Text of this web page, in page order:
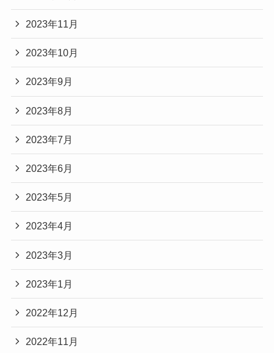
2023年11月
2023年10月
2023年9月
2023年8月
2023年7月
2023年6月
2023年5月
2023年4月
2023年3月
2023年1月
2022年12月
2022年11月